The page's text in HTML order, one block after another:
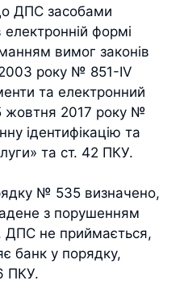
ДПС засобами
електронній формі
вимог законів
2003 року № 851-IV
та електронний
жовтня 2017 року №
ідентифікацію та
та ст. 42 ПКУ.
№ 535 визначено,
з порушенням
не приймається,
банк у порядку,
ПКУ.